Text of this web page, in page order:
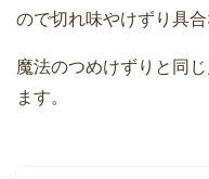
ので切れ味やけずり具
魔法のつめけずりと同
ます。